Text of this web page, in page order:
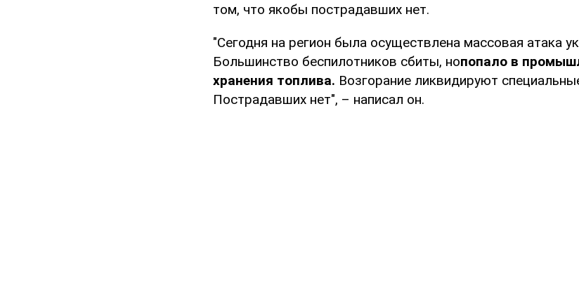
том, что якобы пострадавших нет.
"Сегодня на регион была осуществлена массовая атака
Большинство беспилотников сбиты, нопопало в
хранения топлива. Возгорание ликвидируют
Пострадавших нет", – написал он.